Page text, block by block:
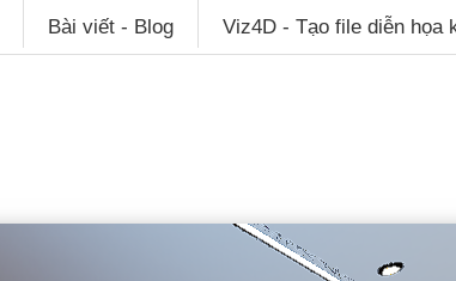
Bài viết - Blog Viz4D - Tạo file diễn họa